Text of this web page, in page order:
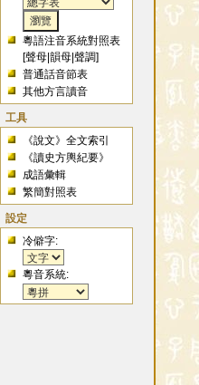
粵語注音系統對照表
[聲母 |韻母 |聲調]
普通話音節表
其他方言讀音
工具
《說文》全文索引
《讀史方輿紀要》
成語彙輯
繁簡對照表
設定
冷僻字:
粵音系統: